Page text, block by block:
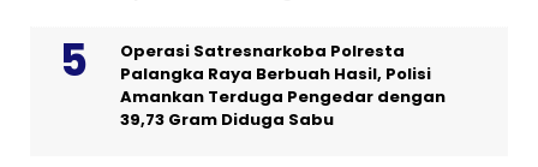
Operasi Satresnarkoba Polresta
Palangka Raya Berbuah Hasil, Polisi
Amankan Terduga Pengedar dengan
39,73 Gram Diduga Sabu